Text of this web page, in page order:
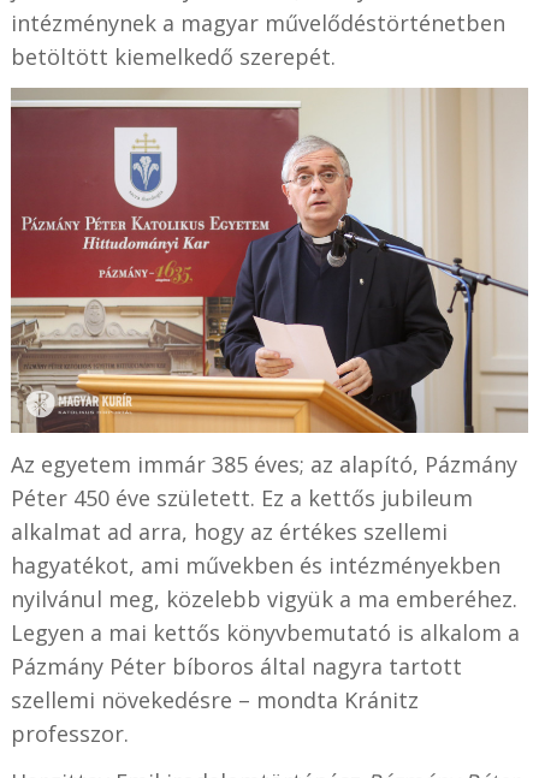
intézménynek a magyar művelődéstörténetben
betöltött kiemelkedő szerepét.
Az egyetem immár 385 éves; az alapító, Pázmány
Péter 450 éve született. Ez a kettős jubileum
alkalmat ad arra, hogy az értékes szellemi
hagyatékot, ami művekben és intézményekben
nyilvánul meg, közelebb vigyük a ma emberéhez.
Legyen a mai kettős könyvbemutató is alkalom a
Pázmány Péter bíboros által nagyra tartott
szellemi növekedésre – mondta Kránitz
professzor.